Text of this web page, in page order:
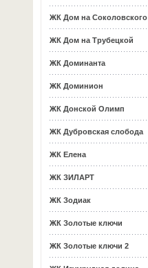
ЖК Дом на Соколовского
ЖК Дом на Трубецкой
ЖК Доминанта
ЖК Доминион
ЖК Донской Олимп
ЖК Дубровская слобода
ЖК Елена
ЖК ЗИЛАРТ
ЖК Зодиак
ЖК Золотые ключи
ЖК Золотые ключи 2